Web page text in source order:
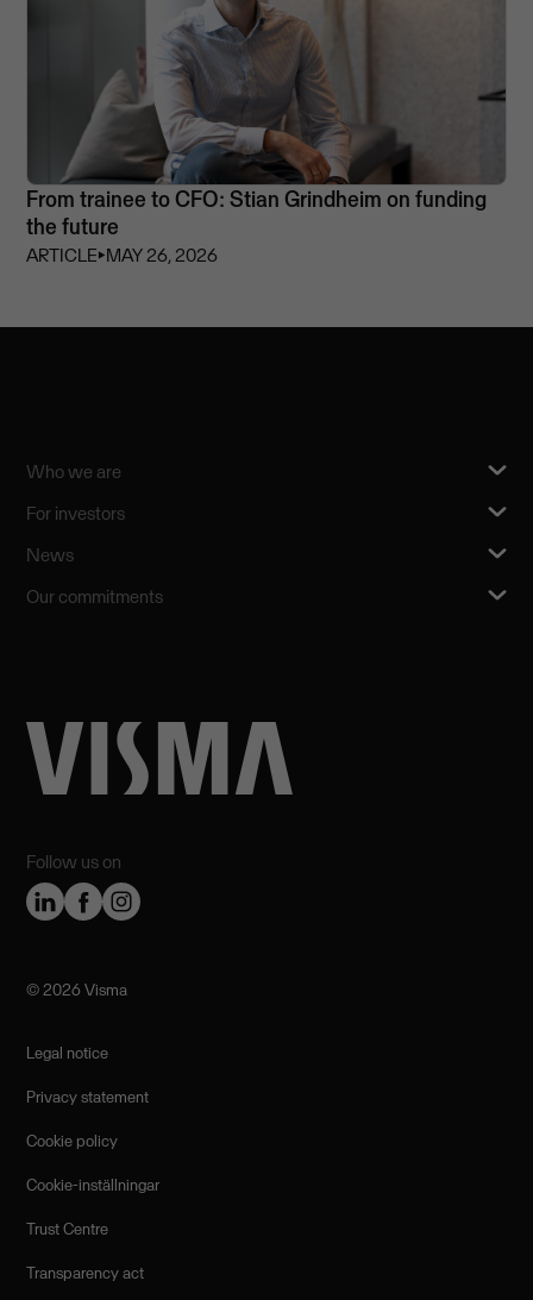
From trainee to CFO: Stian Grindheim on funding
the future
ARTICLE⏵MAY 26, 2026
Follow us on
Who we are
For investors
News
Our commitments
©️ 2026 Visma
Legal notice
Privacy statement
Cookie policy
Cookie-inställningar
Trust Centre
Transparency act